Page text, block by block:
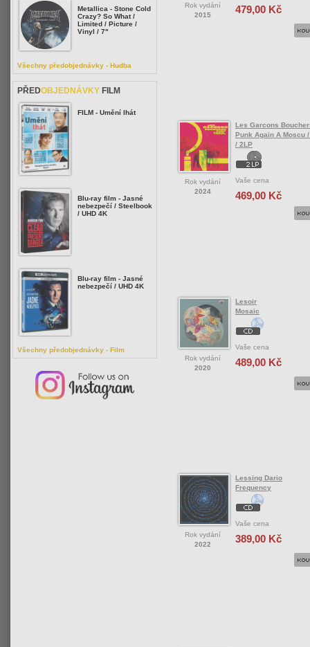
Rok vydání
2015
479,00 Kč
Rok vydání
2024
Les Garcons
Punk Again A Moscu
/ 2LP
Vaše cena
469,00 Kč
Rok vydání
2020
Lesoir
Mosaic
Vaše cena
489,00 Kč
Rok vydání
2022
Lessing Dario
Frequency
Vaše cena
389,00 Kč
Metallica - Stone Cold
Crazy? So What /
Limited / Picture /
Vinyl / 7"
Všechny předobjednávky - Hudba
PŘEDOBJEDNÁVKY FILM
FILM - Umění lhát
Blu-ray film - Jasné
nebezpečí / Steelbook
/ UHD 4K
Blu-ray film - Jasné
nebezpečí / UHD 4K
Všechny předobjednávky - Film